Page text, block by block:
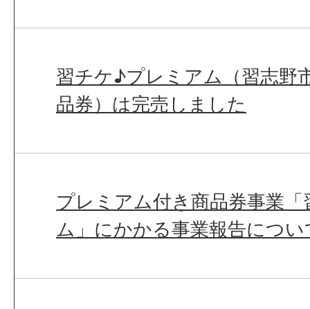
習チケ♪プレミアム（習志野
品券）は完売しました
プレミアム付き商品券事業
ム」にかかる事業報告につい